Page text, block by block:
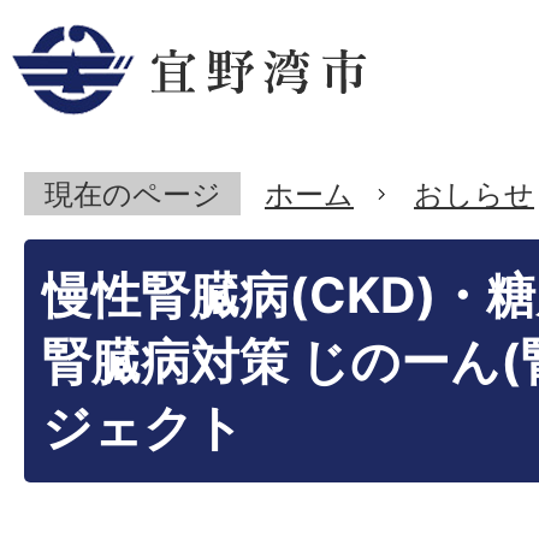
現在のページ ホーム おしらせ
慢性腎臓病(CKD)・
腎臓病対策 じのーん
ジェクト